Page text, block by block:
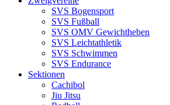
SVS Bogensport
SVS Fußball
SVS OMV Gewichtheben
SVS Leichtathletik
SVS Schwimmen
SVS Endurance
Sektionen
Cachibol
Jiu Jitsu